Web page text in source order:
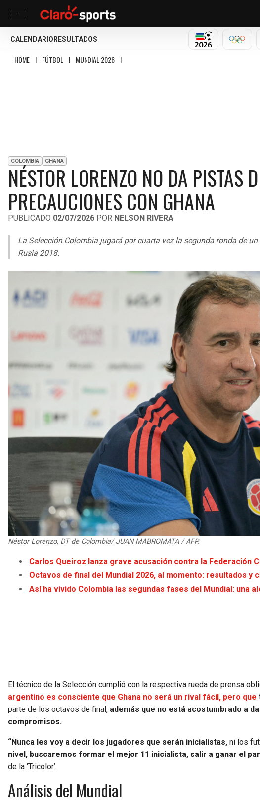
CALENDARIO RESULTADOS
MUNDIAL 2026
HOME I FÚTBOL I MUNDIAL 2026 I
COLOMBIA GHANA
NÉSTOR LORENZO NO DA PISTAS
PRECAUCIONES CON GHANA
PUBLICADO 02/07/2026 POR NELSON RIVERA
La Selección Colombia jugará por cuarta vez la segunda ronda de
Rusia 2018.
Néstor Lorenzo, DT de Colombia/ JUAN MABROMATA / AFP.
Carlos Queiroz lanza grave acusación contra la Federación
Octavos de final del Mundial 2026, al momento: resultados y
Así ha vivido Colombia las segundas fases del Mundial: una
El técnico de la Selección cumplió con la respectiva rueda de prensa
argentino es consciente que Ghana no será un rival fácil, pero que
parte de los octavos de final, además que no está acostumbrado a
compromisos.
“Nunca les voy a decir los jugadores que serán inicialistas, ni los
nivel, buscaremos formar el mejor 11 inicialista, salir a ganar el
de la ‘Tricolor’.
Análisis del Mundial